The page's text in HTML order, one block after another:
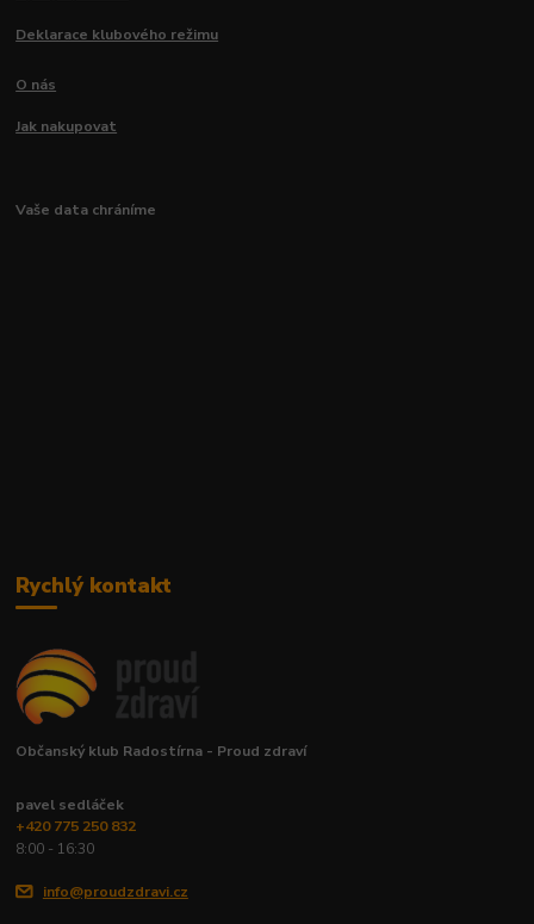
Deklarace klubového režimu
O nás
Jak nakupovat
Vaše data chráníme
Rychlý kontakt
Občanský klub Radostírna - Proud zdraví
pavel sedláček
+420 775 250 832
8:00 - 16:30
info@proudzdravi.cz